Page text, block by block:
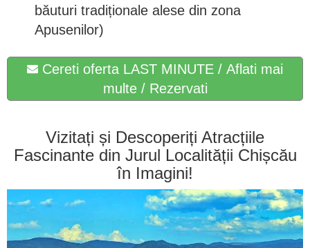
băuturi tradiționale alese din zona
Apusenilor)
Cereti oferta LAST MINUTE / Aflati mai
multe / Rezervati
Vizitați și Descoperiți Atracțiile
Fascinante din Jurul Localității Chișcău
în Imagini!